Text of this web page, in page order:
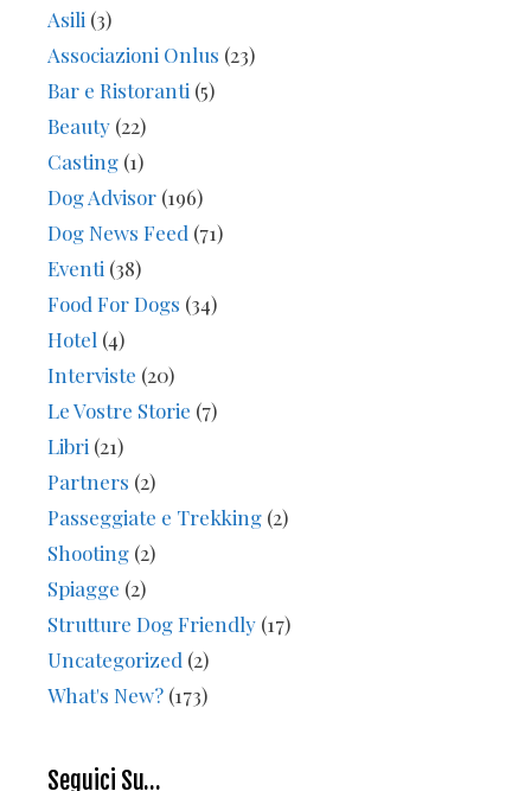
Asili (3)
Associazioni Onlus (23)
Bar e Ristoranti (5)
Beauty (22)
Casting (1)
Dog Advisor (196)
Dog News Feed (71)
Eventi (38)
Food For Dogs (34)
Hotel (4)
Interviste (20)
Le Vostre Storie (7)
Libri (21)
Partners (2)
Passeggiate e Trekking (2)
Shooting (2)
Spiagge (2)
Strutture Dog Friendly (17)
Uncategorized (2)
What's New? (173)
Seguici Su…